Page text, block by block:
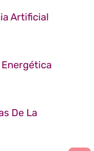
Artificial
De La